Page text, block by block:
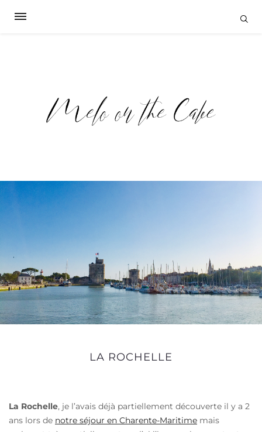
LA ROCHELLE
La Rochelle, je l’avais déjà partiellement découverte il y a 2
ans lors de notre séjour en Charente-Maritime mais